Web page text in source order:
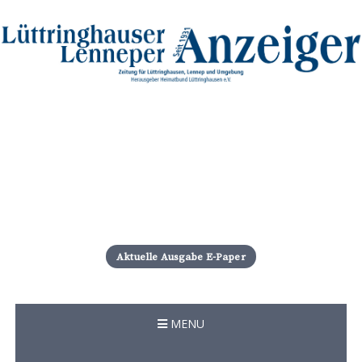
i
p
c
Aktuelle Ausgabe E-Paper
MENU